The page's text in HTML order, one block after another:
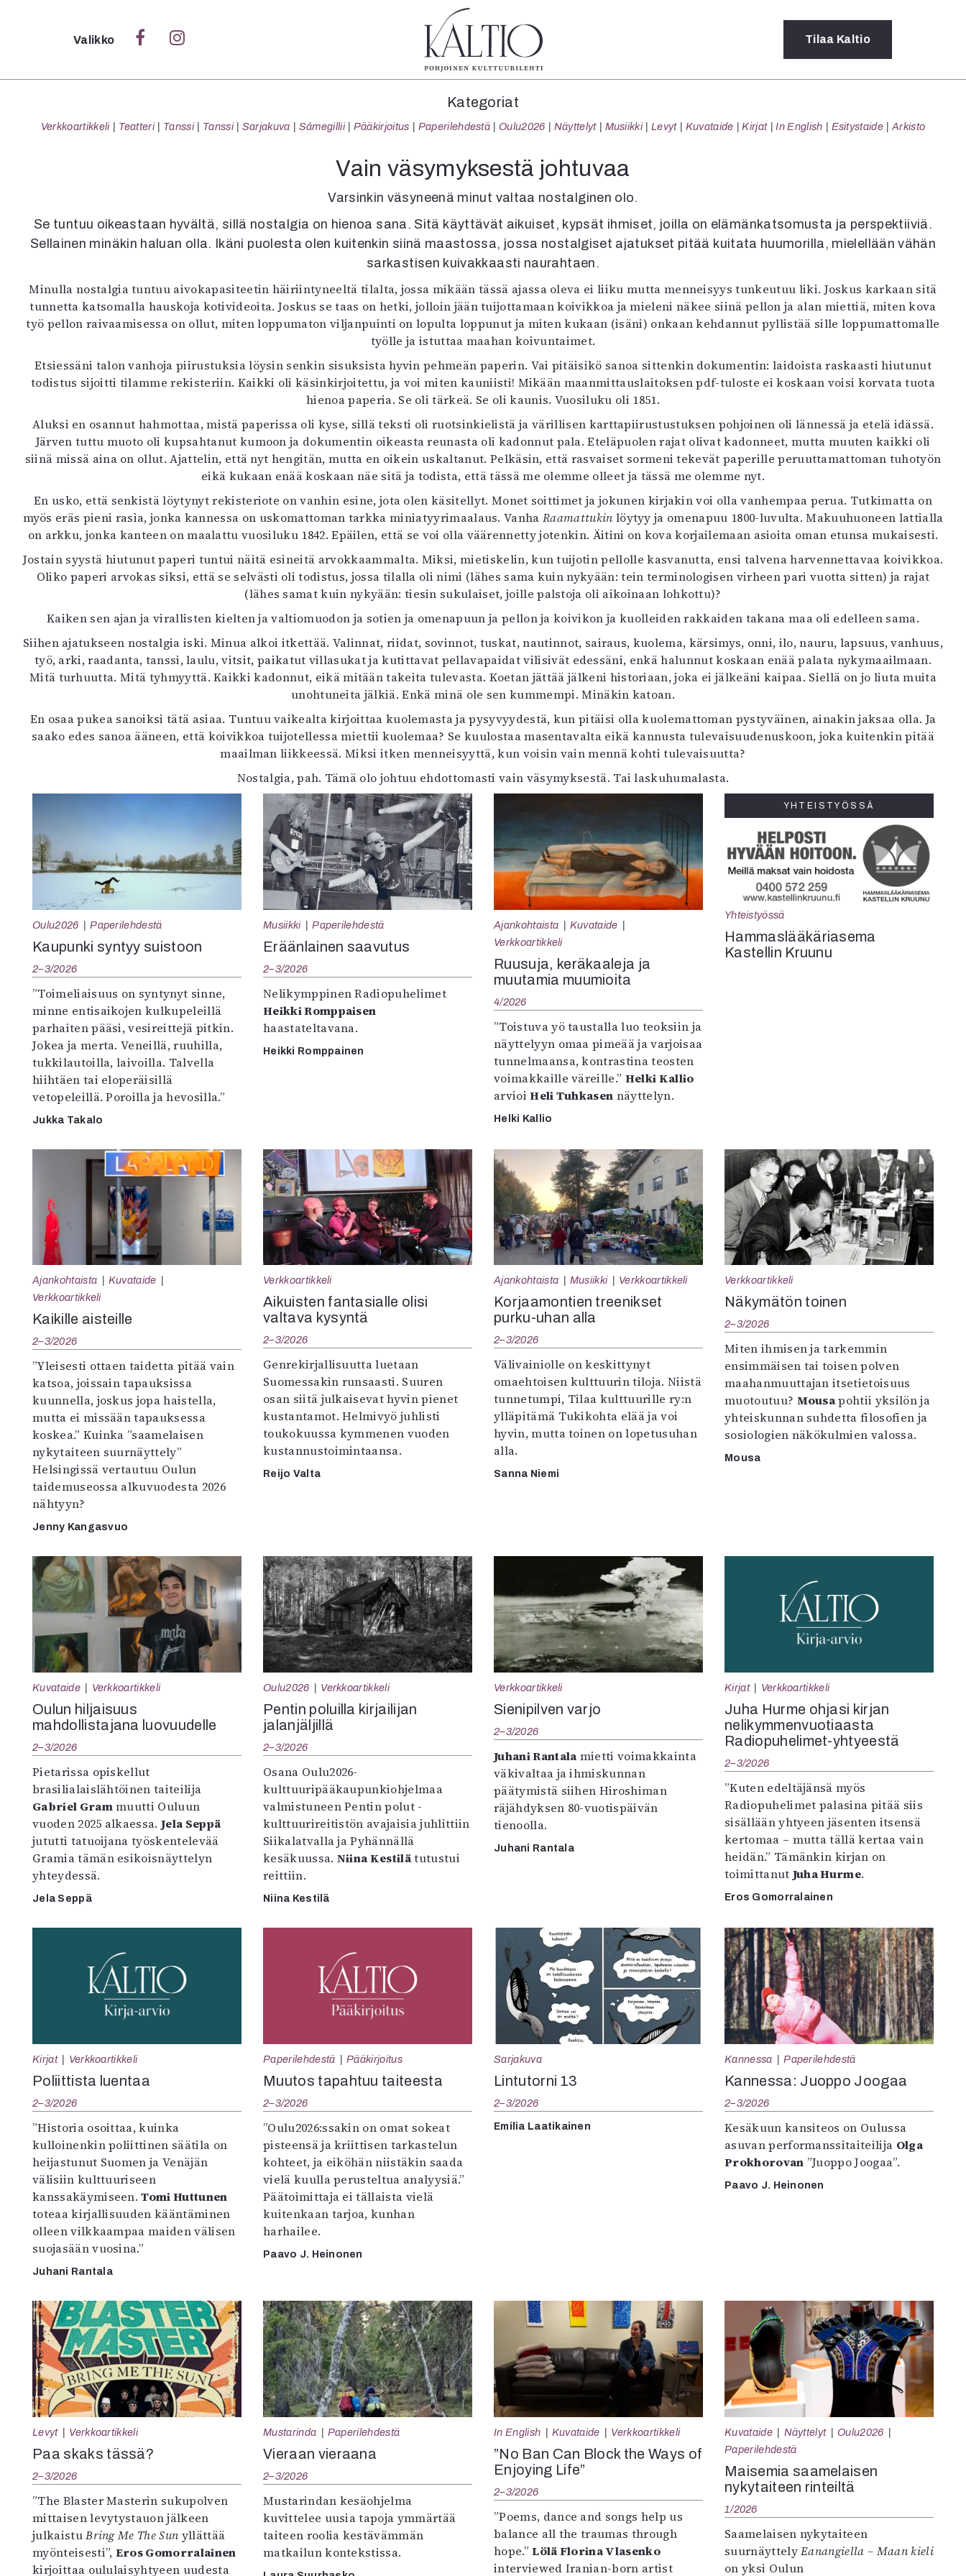
Sulje
Verkkoartikkeli
Tanssi
Tanssi
Sarjakuva
Pääkirjoitus
Paperilehdestä
Oulu2026
Musiikki
Levyt
Kuvataide
In English
Esitystaide
Arkisto
Lehdet
4/2026
1/2026
6/2025
5/2025 saame
Lehtiarkisto
Tilaus ja
Toimitus
Mediatiedot
Valikko Tilaa Kaltio
Kategoriat
Verkkoartikkeli Teatteri Tanssi Tanssi Sarjakuva Sámegillii Pääkirjoitus Paperilehdestä Oulu2026 Näyttelyt Musiikki Levyt Kuvataide Kirjat In English Esitystaide Arkisto
Vain väsymyksestä johtuvaa
Varsinkin väsyneenä minut valtaa nostalginen olo.
Se tuntuu oikeastaan hyvältä, sillä nostalgia on hienoa sana. Sitä käyttävät aikuiset, kypsät ihmiset, joilla on elämänkatsomusta ja perspektiiviä.
Sellainen minäkin haluan olla. Ikäni puolesta olen kuitenkin siinä maastossa, jossa nostalgiset ajatukset pitää kuitata huumorilla, mielellään vähän
sarkastisen kuivakkaasti naurahtaen.
Minulla nostalgia tuntuu aivokapasiteetin häiriintyneeltä tilalta, jossa mikään tässä ajassa oleva ei liiku mutta menneisyys tunkeutuu liki. Joskus karkaan sitä
tunnetta katsomalla hauskoja kotivideoita. Joskus se taas on hetki, jolloin jään tuijottamaan koivikkoa ja mieleni näkee siinä pellon ja alan miettiä, miten kova
työ pellon raivaamisessa on ollut, miten loppumaton viljanpuinti on lopulta loppunut ja miten kukaan (isäni) onkaan kehdannut pyllistää sille loppumattomalle
työlle ja istuttaa maahan koivuntaimet.
Etsiessäni talon vanhoja piirustuksia löysin senkin sisuksista hyvin pehmeän paperin. Vai pitäisikö sanoa sittenkin dokumentin: laidoista raskaasti hiutunut
todistus sijoitti tilamme rekisteriin. Kaikki oli käsinkirjoitettu, ja voi miten kauniisti! Mikään maanmittauslaitoksen pdf-tuloste ei koskaan voisi korvata tuota
hienoa paperia. Se oli tärkeä. Se oli kaunis. Vuosiluku oli 1851.
Aluksi en osannut hahmottaa, mistä paperissa oli kyse, sillä teksti oli ruotsinkielistä ja värillisen karttapiirustustuksen pohjoinen oli lännessä ja etelä idässä.
Järven tuttu muoto oli kupsahtanut kumoon ja dokumentin oikeasta reunasta oli kadonnut pala. Eteläpuolen rajat olivat kadonneet, mutta muuten kaikki oli
siinä missä aina on ollut. Ajattelin, että nyt hengitän, mutta en oikein uskaltanut. Pelkäsin, että rasvaiset sormeni tekevät paperille peruuttamattoman tuhotyön
eikä kukaan enää koskaan näe sitä ja todista, että tässä me olemme olleet ja tässä me olemme nyt.
En usko, että senkistä löytynyt rekisteriote on vanhin esine, jota olen käsitellyt. Monet soittimet ja jokunen kirjakin voi olla vanhempaa perua. Tutkimatta on
myös eräs pieni rasia, jonka kannessa on uskomattoman tarkka miniatyyrimaalaus. VanhaRaamattukin löytyy ja omenapuu 1800-luvulta. Makuuhuoneen lattialla
on arkku, jonka kanteen on maalattu vuosiluku 1842. Epäilen, että se voi olla väärennetty jotenkin. Äitini on kova korjailemaan asioita oman etunsa mukaisesti.
Jostain syystä hiutunut paperi tuntui näitä esineitä arvokkaammalta. Miksi, mietiskelin, kun tuijotin pellolle kasvanutta, ensi talvena harvennettavaa koivikkoa.
Oliko paperi arvokas siksi, että se selvästi oli todistus, jossa tilalla oli nimi (lähes sama kuin nykyään: tein terminologisen virheen pari vuotta sitten) ja rajat
(lähes samat kuin nykyään: tiesin sukulaiset, joille palstoja oli aikoinaan lohkottu)?
Kaiken sen ajan ja virallisten kielten ja valtiomuodon ja sotien ja omenapuun ja pellon ja koivikon ja kuolleiden rakkaiden takana maa oli edelleen sama.
Siihen ajatukseen nostalgia iski. Minua alkoi itkettää. Valinnat, riidat, sovinnot, tuskat, nautinnot, sairaus, kuolema, kärsimys, onni, ilo, nauru, lapsuus, vanhuus,
työ, arki, raadanta, tanssi, laulu, vitsit, paikatut villasukat ja kutittavat pellavapaidat vilisivät edessäni, enkä halunnut koskaan enää palata nykymaailmaan.
Mitä turhuutta. Mitä tyhmyyttä. Kaikki kadonnut, eikä mitään takeita tulevasta. Koetan jättää jälkeni historiaan, joka ei jälkeäni kaipaa. Siellä on jo liuta muita
unohtuneita jälkiä. Enkä minä ole sen kummempi. Minäkin katoan.
En osaa pukea sanoiksi tätä asiaa. Tuntuu vaikealta kirjoittaa kuolemasta ja pysyvyydestä, kun pitäisi olla kuolemattoman pystyväinen, ainakin jaksaa olla. Ja
saako edes sanoa ääneen, että koivikkoa tuijotellessa miettii kuolemaa? Se kuulostaa masentavalta eikä kannusta tulevaisuudenuskoon, joka kuitenkin pitää
maailman liikkeessä. Miksi itken menneisyyttä, kun voisin vain mennä kohti tulevaisuutta?
Nostalgia, pah. Tämä olo johtuu ehdottomasti vain väsymyksestä. Tai laskuhumalasta.
Oulu2026 Paperilehdestä
Kaupunki syntyy suistoon
2–3/2026
”Toimeliaisuus on syntynyt sinne,
minne entisaikojen kulkupeleillä
parhaiten pääsi, vesireittejä pitkin.
Jokea ja merta. Veneillä, ruuhilla,
tukkilautoilla, laivoilla. Talvella
hiihtäen tai eloperäisillä
vetopeleillä. Poroilla ja hevosilla.”
Jukka Takalo
Musiikki Paperilehdestä
Eräänlainen saavutus
2–3/2026
Nelikymppinen Radiopuhelimet
Heikki Romppaisen
haastateltavana.
Heikki Romppainen
Ajankohtaista
Kuvataide
Verkkoartikkeli
Ruusuja, keräkaaleja ja
muutamia muumioita
4/2026
”Toistuva yö taustalla luo teoksiin ja
näyttelyyn omaa pimeää ja varjoisaa
tunnelmaansa, kontrastina teosten
voimakkaille väreille.” Helki Kallio
arvioiHeli Tuhkasen näyttelyn.
Helki Kallio
YHTEISTYÖSSÄ
Yhteistyössä
Hammaslääkäriasema
Kastellin Kruunu
Ajankohtaista
Kuvataide
Verkkoartikkeli
Kaikille aisteille
2–3/2026
”Yleisesti ottaen taidetta pitää vain
katsoa, joissain tapauksissa
kuunnella, joskus jopa haistella,
mutta ei missään tapauksessa
koskea.” Kuinka ”saamelaisen
nykytaiteen suurnäyttely”
Helsingissä vertautuu Oulun
taidemuseossa alkuvuodesta 2026
nähtyyn?
Jenny Kangasvuo
Verkkoartikkeli
Aikuisten fantasialle olisi
valtava kysyntä
2–3/2026
Genrekirjallisuutta luetaan
Suomessakin runsaasti. Suuren
osan siitä julkaisevat hyvin pienet
kustantamot. Helmivyö juhlisti
toukokuussa kymmenen vuoden
kustannustoimintaansa.
Reijo Valta
Ajankohtaista Musiikki Verkkoartikkeli
Korjaamontien treenikset
purku-uhan alla
2–3/2026
Välivainiolle on keskittynyt
omaehtoisen kulttuurin tiloja. Niistä
tunnetumpi, Tilaa kulttuurille ry:n
ylläpitämä Tukikohta elää ja voi
hyvin, mutta toinen on lopetusuhan
alla.
Sanna Niemi
Verkkoartikkeli
Näkymätön toinen
2–3/2026
Miten ihmisen ja tarkemmin
ensimmäisen tai toisen polven
maahanmuuttajan itsetietoisuus
muotoutuu? Mousapohtii yksilön ja
yhteiskunnan suhdetta filosofien ja
sosiologien näkökulmien valossa.
Mousa
Kuvataide Verkkoartikkeli
Oulun hiljaisuus
mahdollistajana luovuudelle
2–3/2026
Pietarissa opiskellut
brasilialaislähtöinen taiteilija
Gabriel Grammuutti Ouluun
vuoden 2025 alkaessa.Jela Seppä
jututti tatuoijana työskentelevää
Gramia tämän esikoisnäyttelyn
yhteydessä.
Jela Seppä
Oulu2026 Verkkoartikkeli
Pentin poluilla kirjailijan
jalanjäljillä
2–3/2026
Osana Oulu2026-
kulttuuripääkaupunkiohjelmaa
valmistuneen Pentin polut -
kulttuurireitistön avajaisia juhlittiin
Siikalatvalla ja Pyhännällä
kesäkuussa. Niina Kestilätutustui
reittiin.
Niina Kestilä
Verkkoartikkeli
Sienipilven varjo
2–3/2026
Juhani Rantala mietti voimakkainta
väkivaltaa ja ihmiskunnan
päätymistä siihen Hiroshiman
räjähdyksen 80-vuotispäivän
tienoolla.
Juhani Rantala
Kirjat Verkkoartikkeli
Juha Hurme ohjasi kirjan
nelikymmenvuotiaasta
Radiopuhelimet-yhtyeestä
2–3/2026
”Kuten edeltäjänsä myös
Radiopuhelimet palasina pitää siis
sisällään yhtyeen jäsenten itsensä
kertomaa – mutta tällä kertaa vain
heidän.” Tämänkin kirjan on
toimittanut Juha Hurme.
Eros Gomorralainen
Kirjat Verkkoartikkeli
Poliittista luentaa
2–3/2026
”Historia osoittaa, kuinka
kulloinenkin poliittinen säätila on
heijastunut Suomen ja Venäjän
välisiin kulttuuriseen
kanssakäymiseen.Tomi Huttunen
toteaa kirjallisuuden kääntäminen
olleen vilkkaampaa maiden välisen
suojasään vuosina.”
Juhani Rantala
Paperilehdestä Pääkirjoitus
Muutos tapahtuu taiteesta
2–3/2026
”Oulu2026:ssakin on omat sokeat
pisteensä ja kriittisen tarkastelun
kohteet, ja eiköhän niistäkin saada
vielä kuulla perusteltua analyysiä.”
Päätoimittaja ei tällaista vielä
kuitenkaan tarjoa, kunhan
harhailee.
Paavo J. Heinonen
Sarjakuva
Lintutorni 13
2–3/2026
Emilia Laatikainen
Kannessa Paperilehdestä
Kannessa: Juoppo Joogaa
2–3/2026
Kesäkuun kansiteos on Oulussa
asuvan performanssitaiteilija Olga
Prokhorovan ”Juoppo Joogaa”.
Paavo J. Heinonen
Levyt Verkkoartikkeli
Paa skaks tässä?
2–3/2026
”The Blaster Masterin sukupolven
mittaisen levytystauon jälkeen
julkaistuBring Me The Sun yllättää
myönteisesti”, Eros Gomorralainen
kirjoittaa oululaisyhtyeen uudesta
Mustarinda Paperilehdestä
Vieraan vieraana
2–3/2026
Mustarindan kesäohjelma
kuvittelee uusia tapoja ymmärtää
taiteen roolia kestävämmän
matkailun kontekstissa.
In English Kuvataide Verkkoartikkeli
”No Ban Can Block the Ways of
Enjoying Life”
2–3/2026
”Poems, dance and songs help us
balance all the traumas through
hope.”Lölä Florina Vlasenko
interviewed Iranian-born artist
Kuvataide Näyttelyt
Oulu2026
Paperilehdestä
Maisemia saamelaisen
nykytaiteen rinteiltä
1/2026
Saamelaisen nykytaiteen
suurnäyttelyEanangiella – Maan kieli
on yksi Oulun